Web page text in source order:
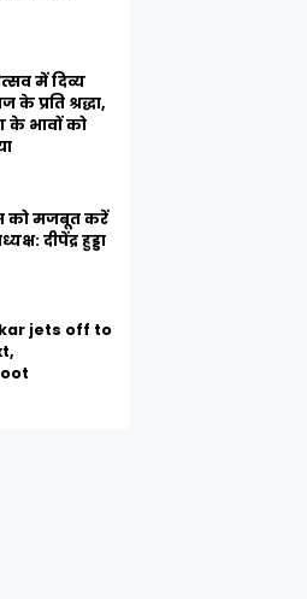
में दिव्य
प्रति श्रद्धा,
के भावों को
को मजबूत करें
दीपेंद्र हुड्डा
jets off to